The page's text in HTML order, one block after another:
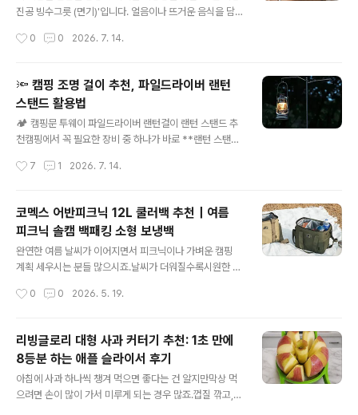
진공 빙수그릇 (면기)'입니다. 얼음이나 뜨거운 음식을 담
결로 현상이 없어 사계절 내내 다용도로 활용하기 좋은 주
현상 방지: 찬 음식을 담아도 그릇 외부에 물방울이 맺히지
않아 식탁이 흥건해지지 않습니다.안전한 사용: 뜨거운 음
식을 담아도 온기가 겉으로 직접 전달되지 않아 손으로 그
릇을 잡을 때 데일 염려가 없습니다.온도 유지: 얼음이 쉽게
녹지 않아 빙수나 냉면을 마지막 한 입까지 시원하게 즐길
용국내산 프리미엄 POSCO STS 304 (18-8) 최고급 스
0 0 2026. 7. 14.
🔦 캠핑 조명 걸이 추천, 파일드라이버 랜턴
스탠드 활용법
🏕 캠핑문 투웨이 파일드라이버 랜턴걸이 랜턴 스탠드 추
천캠핑에서 꼭 필요한 장비 중 하나가 바로 **랜턴 스탠드
건조망이나 샤워기까지 걸어야 할 때가 많죠.이번에 소개
서 훨씬 합리적이라 캠핑족에게 인기 있는 제품이에요.✅
제품 스펙사이즈 : 최대 높이 236cm / 최소 높이 115cm
팩킹 사이즈 : 115 × 10 × 10cm중량 : 약 1,900g둘레 : 1,
900mm재질 : 스테인리스(통 스텐레스)구성품 : 파일드라
이가 2개라서→ 랜턴 + 건조망, 샤워기 등 다양한 장비 동
7 1 2026. 7. 14.
코멕스 어반피크닉 12L 쿨러백 추천｜여름
피크닉 솔캠 백패킹 소형 보냉백
완연한 여름 날씨가 이어지면서 피크닉이나 가벼운 캠핑
계획 세우시는 분들 많으시죠.날씨가 더워질수록시원한 음
낮 기온이 올라가기 시작하면야외에서는 시원한 음료와 음
프트쿨러의 휴대성을 함께 고려한 타입으로피크닉이나 가
벼운 캠핑용으로 활용하기 좋습니다.도시락, 과일 등 음식
신선도 유지아이스팩 사용 시 시원함 유지간단한 음료와
간식 보관에 적당한 용량🎒 솔캠·백패킹에도 부담 없는 크
기캠핑이나 트레킹에서는짐 무게와 부피가 생각보다 중요
0 0 2026. 5. 19.
리빙글로리 대형 사과 커터기 추천: 1초 만에
8등분 하는 애플 슬라이서 후기
아침에 사과 하나씩 챙겨 먹으면 좋다는 건 알지만막상 먹
으려면 손이 많이 가서 미루게 되는 경우 많죠.껍질 깎고,